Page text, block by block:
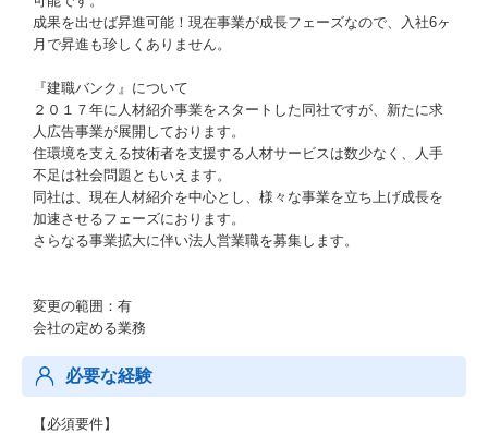
成果を出せば昇進可能！現在事業が成長フェーズなので、入社6ヶ
月で昇進も珍しくありません。
『建職バンク』について
２０１７年に人材紹介事業をスタートした同社ですが、新たに求
人広告事業が展開しております。
住環境を支える技術者を支援する人材サービスは数少なく、人手
不足は社会問題ともいえます。
同社は、現在人材紹介を中心とし、様々な事業を立ち上げ成長を
加速させるフェーズにおります。
さらなる事業拡大に伴い法人営業職を募集します。
変更の範囲：有
会社の定める業務
必要な経験
【必須要件】